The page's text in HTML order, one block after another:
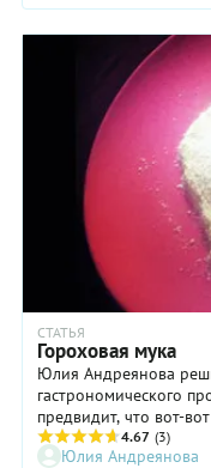
СТАТЬЯ
Гороховая мука
Юлия Андреянова
гастрономического
предвидит, что вот-
Время запасаться
4.67 (3)
Юлия Андреянова